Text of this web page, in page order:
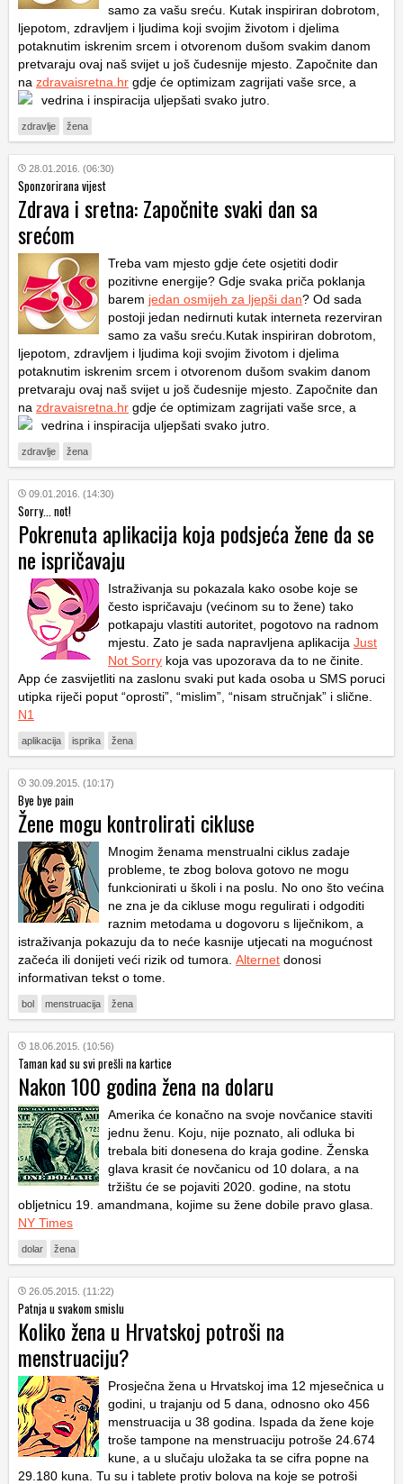
samo za vašu sreću. Kutak inspiriran dobrotom,
ljepotom, zdravljem i ljudima koji svojim životom i djelima
potaknutim iskrenim srcem i otvorenom dušom svakim danom
pretvaraju ovaj naš svijet u još čudesnije mjesto. Započnite dan
na zdravaisretna.hr gdje će optimizam zagrijati vaše srce, a
vedrina i inspiracija uljepšati svako jutro.
zdravlje žena
28.01.2016. (06:30)
Sponzorirana vijest
Zdrava i sretna: Započnite svaki dan sa
srećom
Treba vam mjesto gdje ćete osjetiti dodir
pozitivne energije? Gdje svaka priča poklanja
barem jedan osmijeh za ljepši dan? Od sada
postoji jedan nedirnuti kutak interneta rezerviran
samo za vašu sreću.Kutak inspiriran dobrotom,
ljepotom, zdravljem i ljudima koji svojim životom i djelima
potaknutim iskrenim srcem i otvorenom dušom svakim danom
pretvaraju ovaj naš svijet u još čudesnije mjesto. Započnite dan
na zdravaisretna.hr gdje će optimizam zagrijati vaše srce, a
vedrina i inspiracija uljepšati svako jutro.
zdravlje žena
09.01.2016. (14:30)
Sorry... not!
Pokrenuta aplikacija koja podsjeća žene da se
ne ispričavaju
Istraživanja su pokazala kako osobe koje se
često ispričavaju (većinom su to žene) tako
potkapaju vlastiti autoritet, pogotovo na radnom
mjestu. Zato je sada napravljena aplikacija Just
Not Sorry koja vas upozorava da to ne činite.
App će zasvijetliti na zaslonu svaki put kada osoba u SMS poruci
utipka riječi poput “oprosti”, “mislim”, “nisam stručnjak” i slične.
N1
aplikacija isprika žena
30.09.2015. (10:17)
Bye bye pain
Žene mogu kontrolirati cikluse
Mnogim ženama menstrualni ciklus zadaje
probleme, te zbog bolova gotovo ne mogu
funkcionirati u školi i na poslu. No ono što većina
ne zna je da cikluse mogu regulirati i odgoditi
raznim metodama u dogovoru s liječnikom, a
istraživanja pokazuju da to neće kasnije utjecati na mogućnost
začeća ili donijeti veći rizik od tumora. Alternet donosi
informativan tekst o tome.
bol menstruacija žena
18.06.2015. (10:56)
Taman kad su svi prešli na kartice
Nakon 100 godina žena na dolaru
Amerika će konačno na svoje novčanice staviti
jednu ženu. Koju, nije poznato, ali odluka bi
trebala biti donesena do kraja godine. Ženska
glava krasit će novčanicu od 10 dolara, a na
tržištu će se pojaviti 2020. godine, na stotu
obljetnicu 19. amandmana, kojime su žene dobile pravo glasa.
NY Times
dolar žena
26.05.2015. (11:22)
Patnja u svakom smislu
Koliko žena u Hrvatskoj potroši na
menstruaciju?
Prosječna žena u Hrvatskoj ima 12 mjesečnica u
godini, u trajanju od 5 dana, odnosno oko 456
menstruacija u 38 godina. Ispada da žene koje
troše tampone na menstruaciju potroše 24.674
kune, a u slučaju uložaka ta se cifra popne na
29.180 kuna. Tu su i tablete protiv bolova na koje se potroši